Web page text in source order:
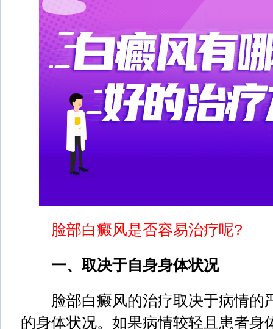
脸部白癜风是否容易治疗呢?
一、取决于自身身体状况
脸部白癜风的治疗取决于病情的
的身体状况。如果病情较轻且患者身